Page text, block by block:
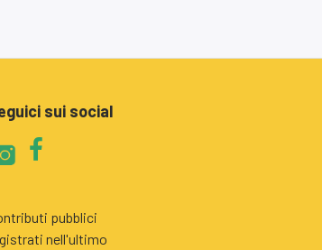
sui social
pubblici
nell'ultimo